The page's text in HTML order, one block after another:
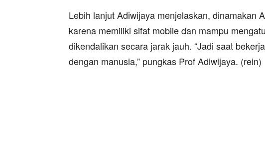
Lebih lanjut Adiwijaya menjelaskan, dinamakan
karena memiliki sifat mobile dan mampu
dikendalikan secara jarak jauh. “Jadi saat
dengan manusia,” pungkas Prof Adiwijaya. (rein)